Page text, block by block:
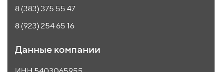
8 (383) 375 55 47
8 (923) 254 65 16
Данные компании